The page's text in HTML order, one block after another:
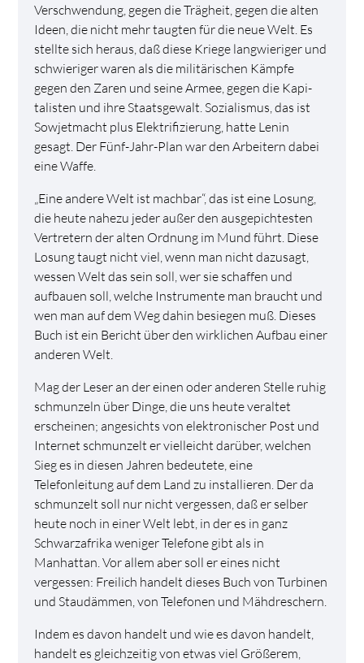
Verschwendung, gegen die Trägheit, gegen die alten
Ideen, die nicht mehr taugten für die neue Welt. Es
stellte sich heraus, daß diese Kriege langwieriger und
schwieriger waren als die militärischen Kämpfe
gegen den Zaren und seine Armee, gegen die Kapi­
talisten und ihre Staatsgewalt. Sozialismus, das ist
Sowjetmacht plus Elektrifizierung, hatte Lenin
gesagt. Der Fünf-Jahr-Plan war den Arbeitern dabei
eine Waffe.
„Eine andere Welt ist machbar“, das ist eine Losung,
die heute nahezu jeder außer den ausgepichtesten
Vertretern der alten Ordnung im Mund führt. Diese
Losung taugt nicht viel, wenn man nicht dazusagt,
wessen Welt das sein soll, wer sie schaffen und
aufbauen soll, welche Instrumente man braucht und
wen man auf dem Weg dahin besiegen muß. Dieses
Buch ist ein Bericht über den wirklichen Aufbau einer
anderen Welt.
Mag der Leser an der einen oder anderen Stelle ruhig
schmunzeln über Dinge, die uns heute veraltet
erscheinen; angesichts von elektronischer Post und
Internet schmunzelt er vielleicht darüber, welchen
Sieg es in diesen Jahren bedeutete, eine
Telefonleitung auf dem Land zu installieren. Der da
schmunzelt soll nur nicht vergessen, daß er selber
heute noch in einer Welt lebt, in der es in ganz
Schwarzafrika weniger Telefone gibt als in
Manhattan. Vor allem aber soll er eines nicht
vergessen: Freilich handelt dieses Buch von Turbinen
und Staudämmen, von Telefonen und Mähdreschern.
Indem es davon handelt und wie es davon handelt,
handelt es gleichzeitig von etwas viel Größerem,